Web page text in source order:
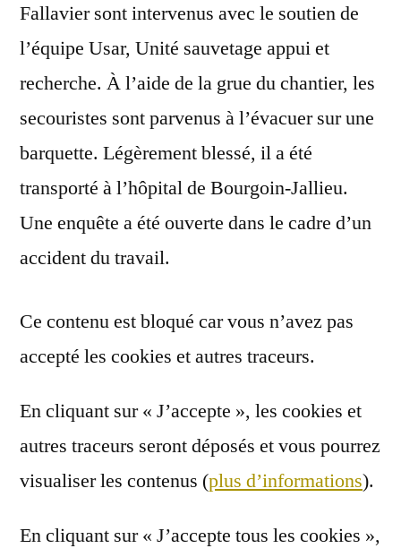
Fallavier sont intervenus avec le soutien de
l’équipe Usar, Unité sauvetage appui et
recherche. À l’aide de la grue du chantier, les
secouristes sont parvenus à l’évacuer sur une
barquette. Légèrement blessé, il a été
transporté à l’hôpital de Bourgoin-Jallieu.
Une enquête a été ouverte dans le cadre d’un
accident du travail.
Ce contenu est bloqué car vous n’avez pas
accepté les cookies et autres traceurs.
En cliquant sur« J’accepte », les cookies et
autres traceurs seront déposés et vous pourrez
visualiser les contenus (plus d’informations).
En cliquant sur« J’accepte tous les cookies »,